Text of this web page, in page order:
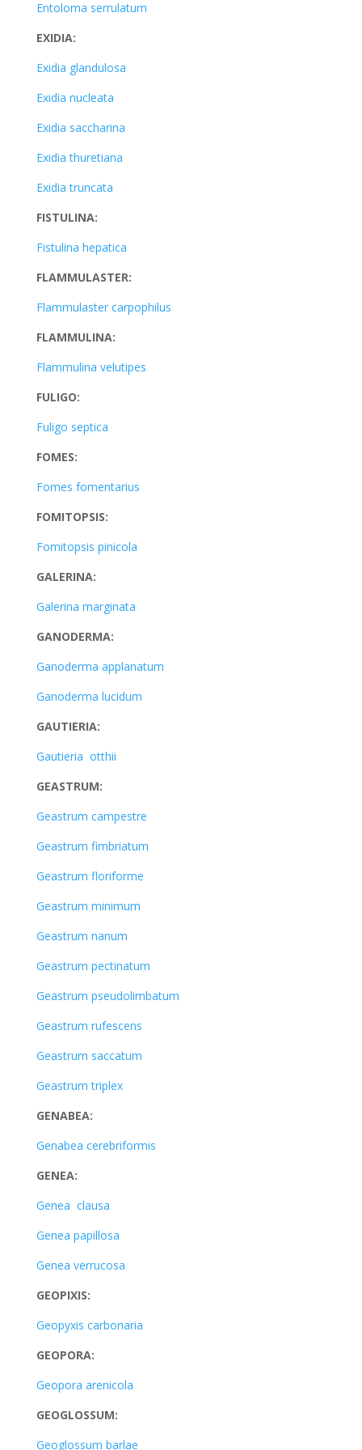
Entoloma serrulatum
EXIDIA:
Exidia glandulosa
Exidia nucleata
Exidia saccharina
Exidia thuretiana
Exidia truncata
FISTULINA:
Fistulina hepatica
FLAMMULASTER:
Flammulaster carpophilus
FLAMMULINA:
Flammulina velutipes
FULIGO:
Fuligo septica
FOMES:
Fomes fomentarius
FOMITOPSIS:
Fomitopsis pinicola
GALERINA:
Galerina marginata
GANODERMA:
Ganoderma applanatum
Ganoderma lucidum
GAUTIERIA:
Gautieria otthii
GEASTRUM:
Geastrum campestre
Geastrum fimbriatum
Geastrum floriforme
Geastrum minimum
Geastrum nanum
Geastrum pectinatum
Geastrum pseudolimbatum
Geastrum rufescens
Geastrum saccatum
Geastrum triplex
GENABEA:
Genabea cerebriformis
GENEA:
Genea clausa
Genea papillosa
Genea verrucosa
GEOPIXIS:
Geopyxis carbonaria
GEOPORA:
Geopora arenicola
GEOGLOSSUM:
Geoglossum barlae